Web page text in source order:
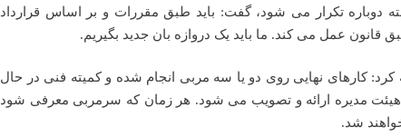
دوباره تکرار می شود، گفت: باید طبق مقررات و بر اساس قرارداد
قانون عمل می کند. ما باید یک دروازه بان جدید بگیریم.
کارهای نهایی روی دو یا سه مربی انجام شده و کمیته فنی در حال
هیئت مدیره ارائه و تصویب می شود. هر زمان که سرمربی معرفی شود
شد.